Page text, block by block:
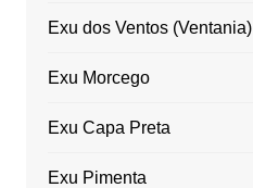
Exu dos Ventos (Ventania)
Exu Morcego
Exu Capa Preta
Exu Pimenta